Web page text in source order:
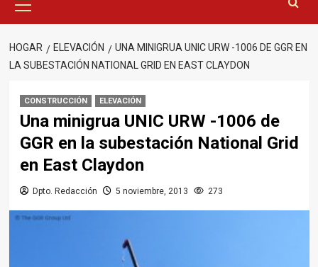
principal
HOGAR ELEVACIÓN
UNA MINIGRUA UNIC URW -1006 DE GGR EN
LA SUBESTACIÓN NATIONAL GRID EN EAST CLAYDON
CONSTRUCCIÓN ELEVACIÓN
Una minigrua UNIC URW -1006 de
GGR en la subestación National Grid
en East Claydon
Dpto. Redacción 5 noviembre, 2013 273